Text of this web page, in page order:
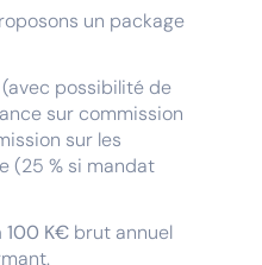
un package
(avec possibilité de
sur commission
sur les
(25 % si mandat
100 K€ brut annuel